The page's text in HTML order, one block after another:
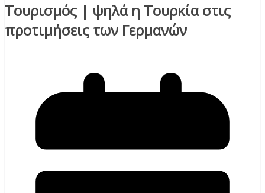
Τουρισμός | ψηλά η Τουρκία στις
προτιμήσεις των Γερμανών